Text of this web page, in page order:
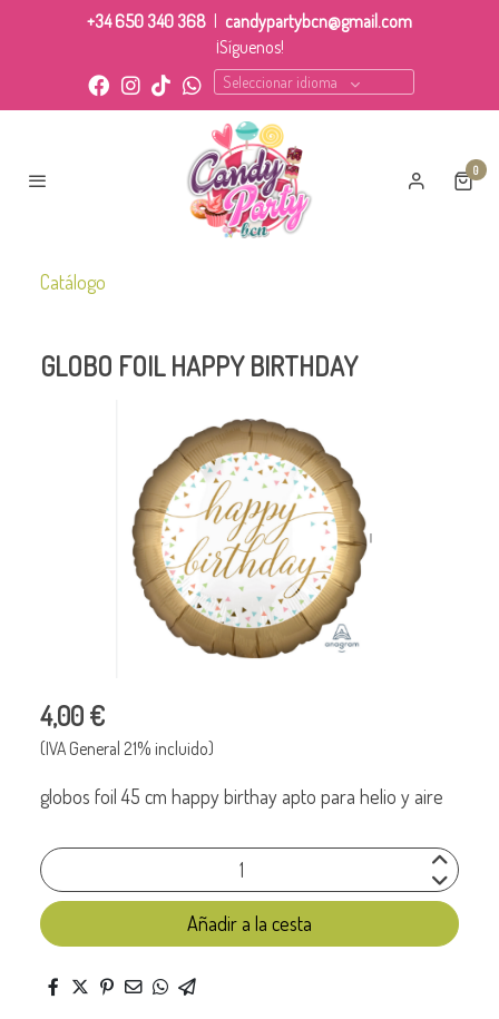
+34 650 340 368
candypartybcn@gmail.com
¡Síguenos!
Seleccionar idioma
0
Catálogo
GLOBO FOIL HAPPY BIRTHDAY
4,00 €
(IVA General 21% incluido)
globos foil 45 cm happy birthay apto para helio y aire
Añadir a la cesta